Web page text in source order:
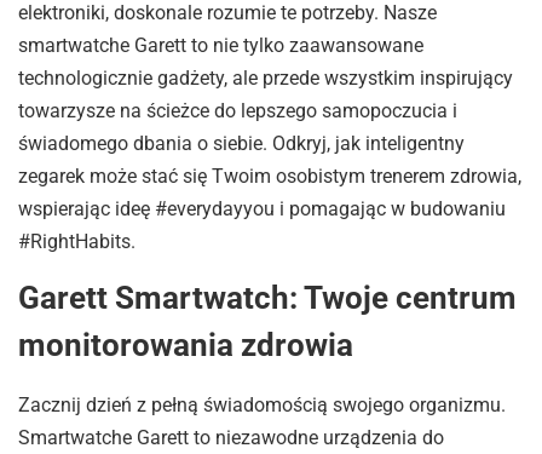
elektroniki, doskonale rozumie te potrzeby. Nasze
smartwatche Garett to nie tylko zaawansowane
technologicznie gadżety, ale przede wszystkim inspirujący
towarzysze na ścieżce do lepszego samopoczucia i
świadomego dbania o siebie. Odkryj, jak inteligentny
zegarek może stać się Twoim osobistym trenerem zdrowia,
wspierając ideę #everydayyou i pomagając w budowaniu
#RightHabits.
Garett Smartwatch: Twoje centrum
monitorowania zdrowia
Zacznij dzień z pełną świadomością swojego organizmu.
Smartwatche Garett to niezawodne urządzenia do